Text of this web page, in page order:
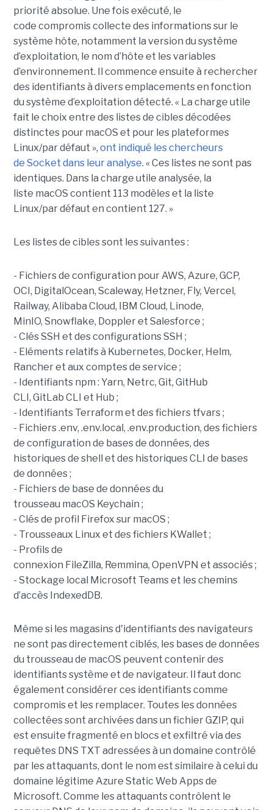
priorité absolue. Une fois exécuté, le
code compromiscollecte des informations sur le
système hôte, notamment la version du système
d’exploitation, le nom d’hôte et les variables
d’environnement. Il commence ensuite à rechercher
des identifiants à divers emplacements en fonction
du système d’exploitation détecté. « La charge utile
fait le choix entre des listes de cibles décodées
distinctes pour macOS et pour les plateformes
Linux/par défaut », ont indiqué les cherc heurs
de Socket dans leur analyse. « Ces listes ne sont pas
identiques. Dans la charge utile analysée, la
liste macOS contient 113 modèles et la liste
Linux/par défaut en contient 127. »
Les listes de cibles sont les suivantes :
- Fichiers de configuration pour AWS, Azure, GCP,
OCI, DigitalOcean, Scaleway, Hetzner, Fly, Vercel,
Railway, Alibaba Cloud, IBM Cloud, Linode,
MinIO, Snowflake, Doppler et Salesforce ;
- Clés SSH et des configurations SSH ;
- Eléments relatifs à Kubernetes, Docker, Helm,
Rancher et aux comptes de service ;
- Identifiants npm : Yarn, Netrc, Git, GitHub
CLI, GitLab CLI et Hub ;
- Identifiants Terraform et des fichiers tfvars ;
- Fichiers .env, .env.local, .env.production, des fichiers
de configuration de bases de données, des
historiques de shell et des historiques CLI de bases
de données ;
- Fichiers de base de données du
trousseau macOS Keychain ;
- Clés de profil Firefox sur macOS ;
- Trousseaux Linux et des fichiers KWallet ;
- Profils de
connexion FileZilla, Remmina, OpenVPN et associés ;
- Stockage local Microsoft Teams et les chemins
d’accès IndexedDB.
Même si les magasins d'identifiants des navigateurs
ne sont pas directement ciblés, les bases de données
du trousseau de macOS peuvent contenir des
identifiants système et de navigateur. Il faut donc
également considérer ces identifiants comme
compromis et les remplacer. Toutes les données
collectées sont archivées dans un fichier GZIP, qui
est ensuite fragmenté en blocs et exfiltré via des
requêtes DNS TXT adressées à un domaine contrôlé
par les attaquants, dont le nom est similaire à celui du
domaine légitime Azure Static Web Apps de
Microsoft. Comme les attaquants contrôlent le